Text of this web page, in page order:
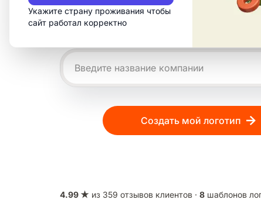
Укажите страну проживания чтобы
сайт работал корректно
15 минут. Настройте бесплатный
нужно для печати, веба и социальных
Создать мой логотип
4.99 ★ из 359 отзывов клиентов · 8 шаблонов